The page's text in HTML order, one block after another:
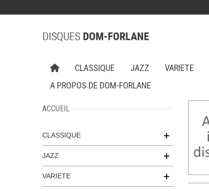
CLASSIQUE JAZZ VARIETE
A PROPOS DE DOM-FORLANE
ACCUEIL
CLASSIQUE
JAZZ
VARIETE